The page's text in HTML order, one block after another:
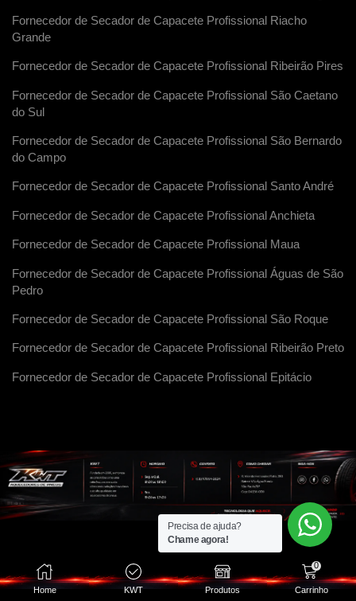
Fornecedor de Secador de Capacete Profissional Riacho
Grande
Fornecedor de Secador de Capacete Profissional Ribeirão Pires
Fornecedor de Secador de Capacete Profissional São Caetano
do Sul
Fornecedor de Secador de Capacete Profissional São Bernardo
do Campo
Fornecedor de Secador de Capacete Profissional Santo André
Fornecedor de Secador de Capacete Profissional Anchieta
Fornecedor de Secador de Capacete Profissional Maua
Fornecedor de Secador de Capacete Profissional Águas de São
Pedro
Fornecedor de Secador de Capacete Profissional São Roque
Fornecedor de Secador de Capacete Profissional Ribeirão Preto
Fornecedor de Secador de Capacete Profissional Epitácio
Home KWT Produtos
0
Carrinho
Precisa de ajuda?
Chame agora!